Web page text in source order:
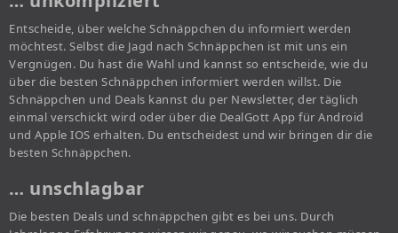
Entscheide, über welche Schnäppchen du informiert werden
möchtest. Selbst die Jagd nach Schnäppchen ist mit uns ein
Vergnügen. Du hast die Wahl und kannst so entscheide, wie du
über die besten Schnäppchen informiert werden willst. Die
Schnäppchen und Deals kannst du per Newsletter, der täglich
einmal verschickt wird oder über die DealGott App für Android
und Apple IOS erhalten. Du entscheidest und wir bringen dir die
besten Schnäppchen.
… unschlagbar
Die besten Deals und schnäppchen gibt es bei uns. Durch